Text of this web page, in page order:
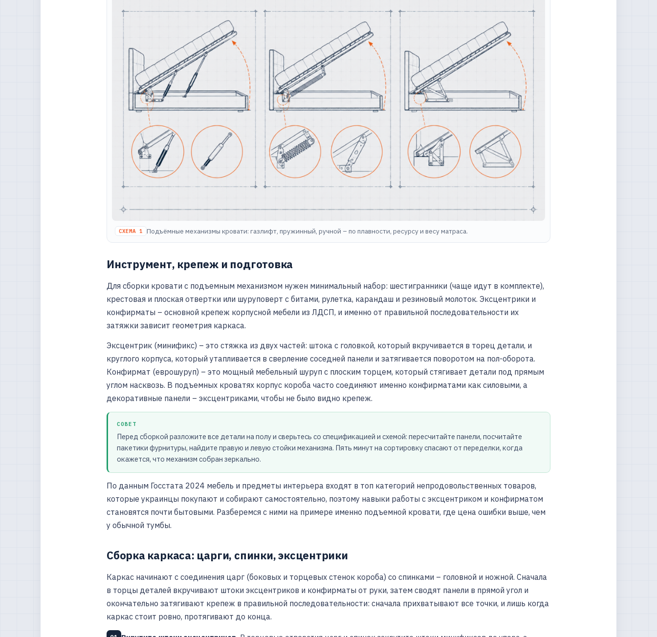
СХЕМА 1 Подъёмные механизмы кровати: газлифт, пружинный, ручной – по плавности, ресурсу и весу матраса.
Инструмент, крепеж и подготовка
Для сборки кровати с подъемным механизмом нужен минимальный набор: шестигранники (чаще идут в комплекте),
крестовая и плоская отвертки или шуруповерт с битами, рулетка, карандаш и резиновый молоток. Эксцентрики и
конфирматы – основной крепеж корпусной мебели из ЛДСП, и именно от правильной последовательности их
затяжки зависит геометрия каркаса.
Эксцентрик (минификс) – это стяжка из двух частей: штока с головкой, который вкручивается в торец детали, и
круглого корпуса, который утапливается в сверление соседней панели и затягивается поворотом на пол-оборота.
Конфирмат (еврошуруп) – это мощный мебельный шуруп с плоским торцем, который стягивает детали под прямым
углом насквозь. В подъемных кроватях корпус короба часто соединяют именно конфирматами как силовыми, а
декоративные панели – эксцентриками, чтобы не было видно крепеж.
СОВЕТ
Перед сборкой разложите все детали на полу и сверьтесь со спецификацией и схемой: пересчитайте панели, посчитайте
пакетики фурнитуры, найдите правую и левую стойки механизма. Пять минут на сортировку спасают от переделки, когда
окажется, что механизм собран зеркально.
По данным Госстата 2024 мебель и предметы интерьера входят в топ категорий непродовольственных товаров,
которые украинцы покупают и собирают самостоятельно, поэтому навыки работы с эксцентриком и конфирматом
становятся почти бытовыми. Разберемся с ними на примере именно подъемной кровати, где цена ошибки выше, чем
у обычной тумбы.
Сборка каркаса: царги, спинки, эксцентрики
Каркас начинают с соединения царг (боковых и торцевых стенок короба) со спинками – головной и ножной. Сначала
в торцы деталей вкручивают штоки эксцентриков и конфирматы от руки, затем сводят панели в прямой угол и
окончательно затягивают крепеж в правильной последовательности: сначала прихватывают все точки, и лишь когда
каркас стоит ровно, протягивают до конца.